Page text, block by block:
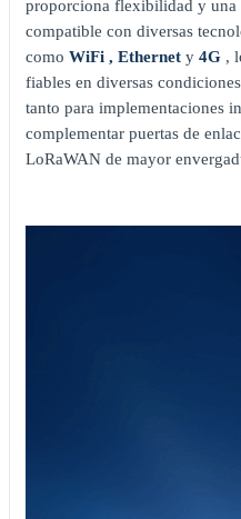
proporciona flexibilidad y una
compatible con diversas
como WiFi , Ethernet y 4G ,
fiables en diversas
tanto para implementaciones
complementar puertas de
LoRaWAN de mayor